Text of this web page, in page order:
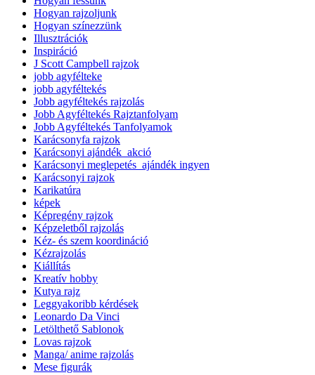
Hogyan rajzoljunk
Hogyan színezzünk
Illusztrációk
Inspiráció
J Scott Campbell rajzok
jobb agyfélteke
jobb agyféltekés
Jobb agyféltekés rajzolás
Jobb Agyféltekés Rajztanfolyam
Jobb Agyféltekés Tanfolyamok
Karácsonyfa rajzok
Karácsonyi ajándék_akció
Karácsonyi meglepetés_ajándék ingyen
Karácsonyi rajzok
Karikatúra
képek
Képregény rajzok
Képzeletből rajzolás
Kéz- és szem koordináció
Kézrajzolás
Kiállítás
Kreatív hobby
Kutya rajz
Leggyakoribb kérdések
Leonardo Da Vinci
Letölthető Sablonok
Lovas rajzok
Manga/ anime rajzolás
Mese figurák